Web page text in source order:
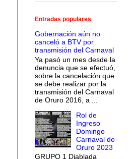
Entradas populares
Gobernación aún no
canceló a BTV por
transmisión del Carnaval
Ya pasó un mes desde la
denuncia que se efectuó,
sobre la cancelación que
se debe realizar por la
transmisión del Carnaval
de Oruro 2016, a ...
Rol de
Ingreso
Domingo
Carnaval de
Oruro 2023
GRUPO 1 Diablada